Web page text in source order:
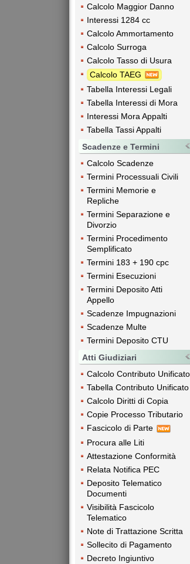
Calcolo Maggior Danno
Interessi 1284 cc
Calcolo Ammortamento
Calcolo Surroga
Calcolo Tasso di Usura
Calcolo TAEG
Tabella Interessi Legali
Tabella Interessi di Mora
Interessi Mora Appalti
Tabella Tassi Appalti
Scadenze e Termini
Calcolo Scadenze
Termini Processuali Civili
Termini Memorie e
Repliche
Termini Separazione e
Divorzio
Termini Procedimento
Semplificato
Termini 183 + 190 cpc
Termini Esecuzioni
Termini Deposito Atti
Appello
Scadenze Impugnazioni
Scadenze Multe
Termini Deposito CTU
Atti Giudiziari
Calcolo Contributo Unificato
Tabella Contributo Unificato
Calcolo Diritti di Copia
Copie Processo Tributario
Fascicolo di Parte
Procura alle Liti
Attestazione Conformità
Relata Notifica PEC
Deposito Telematico
Documenti
Visibilità Fascicolo
Telematico
Note di Trattazione Scritta
Sollecito di Pagamento
Decreto Ingiuntivo